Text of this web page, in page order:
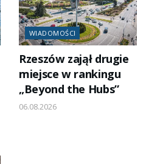
WIADOMOŚCI
Rzeszów zajął drugie
miejsce w rankingu
„Beyond the Hubs”
06.08.2026